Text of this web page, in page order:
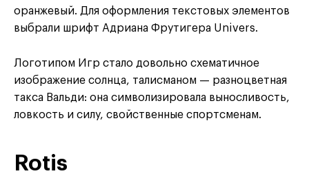
оранжевый. Для оформления текстовых элементов
выбрали шрифт Адриана Фрутигера Univers.
Логотипом Игр стало довольно схематичное
изображение солнца, талисманом — разноцветная
такса Вальди: она символизировала выносливость,
ловкость и силу, свойственные спортсменам.
Rotis